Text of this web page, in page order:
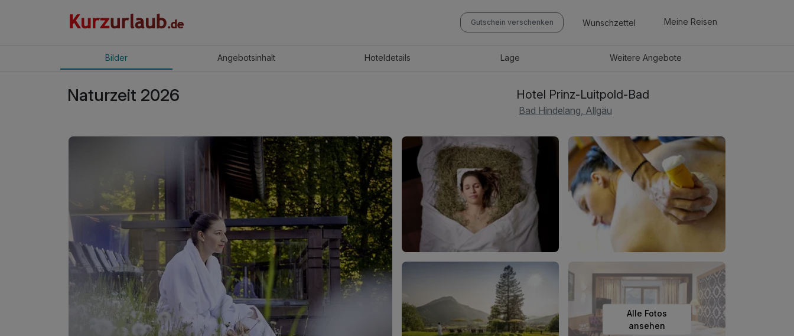
Gutschein verschenken Wunschzettel Meine Reisen
Bilder Angebotsinhalt Hoteldetails Lage WeitereAngebote
Naturzeit 2026 Hotel Prinz-Luitpold-Bad
Bad Hindelang, Allgäu
Alle Fotos
ansehen